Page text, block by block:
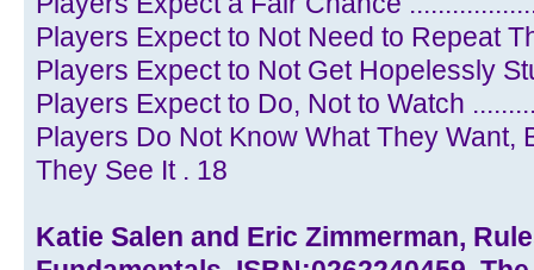
Players Expect to Not Need to Repeat
Players Expect to Not Get Hopelessly
Players Expect to Do, Not to Watch
Players Do Not Know What They Want,
They See It . 18
Katie Salen and Eric Zimmerman,